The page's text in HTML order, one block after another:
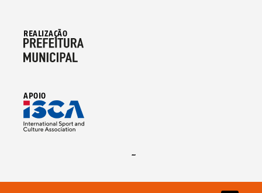
REALIZAÇÃO
APOIO